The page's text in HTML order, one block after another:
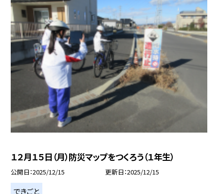
１２月１５日（月）防災マップをつくろう（１年生）
公開日 2025/12/15 更新日 2025/12/15
できごと